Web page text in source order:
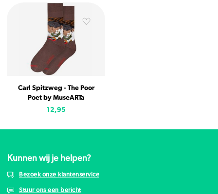
Carl Spitzweg - The Poor
Poet by MuseARTa
12,95
Kunnen wij je helpen?
Bezoek onze klantenservice
Stuur ons een bericht